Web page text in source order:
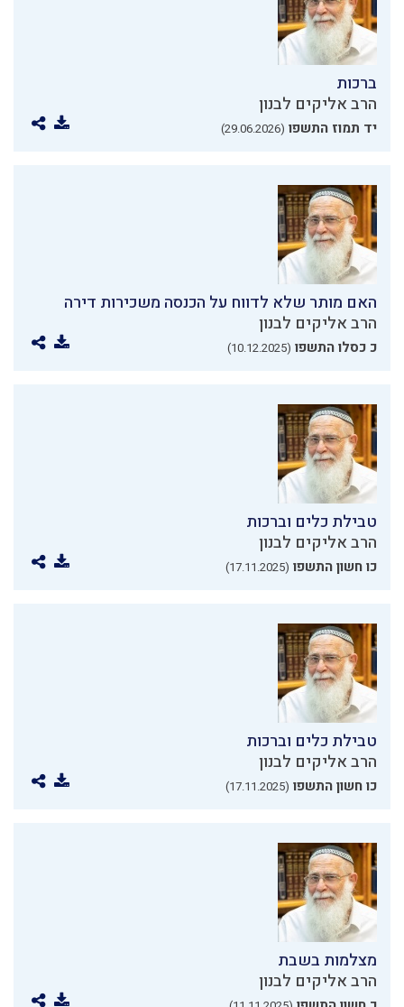
ברכות
הרב אליקים לבנון
יד תמוז התשפו (29.06.2026)
האם מותר שלא לדווח על הכנסה משכירות דירה
הרב אליקים לבנון
כ כסלו התשפו (10.12.2025)
טבילת כלים וברכות
הרב אליקים לבנון
כו חשון התשפו (17.11.2025)
טבילת כלים וברכות
הרב אליקים לבנון
כו חשון התשפו (17.11.2025)
מצלמות בשבת
הרב אליקים לבנון